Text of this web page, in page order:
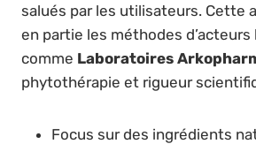
salués par les utilisateurs. Cette
en partie les méthodes
comme Laboratoires
phytothérapie et rigueur
Focus sur des ingrédients